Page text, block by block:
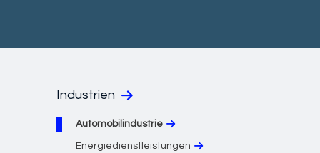
Industrien
Automobilindustrie
Energiedienstleistungen